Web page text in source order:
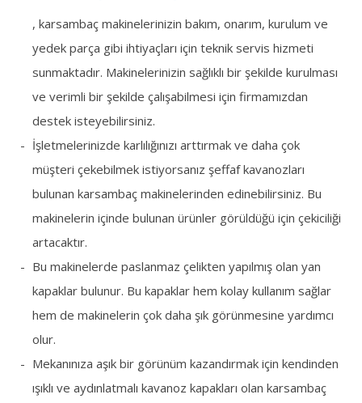
, karsambaç makinelerinizin bakım, onarım, kurulum ve
yedek parça gibi ihtiyaçları için teknik servis hizmeti
sunmaktadır. Makinelerinizin sağlıklı bir şekilde kurulması
ve verimli bir şekilde çalışabilmesi için firmamızdan
destek isteyebilirsiniz.
İşletmelerinizde karlılığınızı arttırmak ve daha çok
müşteri çekebilmek istiyorsanız şeffaf kavanozları
bulunan karsambaç makinelerinden edinebilirsiniz. Bu
makinelerin içinde bulunan ürünler görüldüğü için çekiciliği
artacaktır.
Bu makinelerde paslanmaz çelikten yapılmış olan yan
kapaklar bulunur. Bu kapaklar hem kolay kullanım sağlar
hem de makinelerin çok daha şık görünmesine yardımcı
olur.
Mekanınıza aşık bir görünüm kazandırmak için kendinden
ışıklı ve aydınlatmalı kavanoz kapakları olan karsambaç